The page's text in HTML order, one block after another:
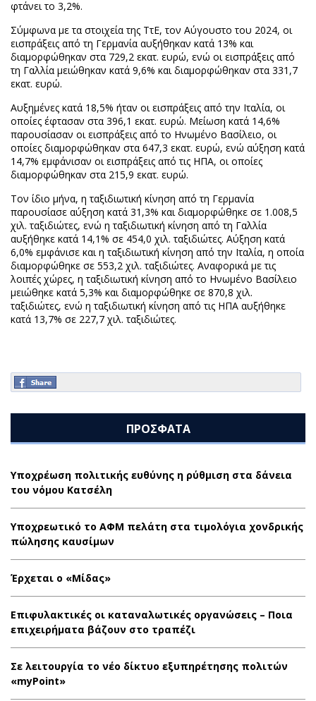
φτάνει το 3,2%.
Σύμφωνα με τα στοιχεία της ΤτΕ, τον Αύγουστο του 2024, οι
εισπράξεις από τη Γερμανία αυξήθηκαν κατά 13% και
διαμορφώθηκαν στα 729,2 εκατ. ευρώ, ενώ οι εισπράξεις από
τη Γαλλία μειώθηκαν κατά 9,6% και διαμορφώθηκαν στα 331,7
εκατ. ευρώ.
Αυξημένες κατά 18,5% ήταν οι εισπράξεις από την Ιταλία, οι
οποίες έφτασαν στα 396,1 εκατ. ευρώ. Μείωση κατά 14,6%
παρουσίασαν οι εισπράξεις από το Ηνωμένο Βασίλειο, οι
οποίες διαμορφώθηκαν στα 647,3 εκατ. ευρώ, ενώ αύξηση κατά
14,7% εμφάνισαν οι εισπράξεις από τις ΗΠΑ, οι οποίες
διαμορφώθηκαν στα 215,9 εκατ. ευρώ.
Τον ίδιο μήνα, η ταξιδιωτική κίνηση από τη Γερμανία
παρουσίασε αύξηση κατά 31,3% και διαμορφώθηκε σε 1.008,5
χιλ. ταξιδιώτες, ενώ η ταξιδιωτική κίνηση από τη Γαλλία
αυξήθηκε κατά 14,1% σε 454,0 χιλ. ταξιδιώτες. Αύξηση κατά
6,0% εμφάνισε και η ταξιδιωτική κίνηση από την Ιταλία, η οποία
διαμορφώθηκε σε 553,2 χιλ. ταξιδιώτες. Αναφορικά με τις
λοιπές χώρες, η ταξιδιωτική κίνηση από το Ηνωμένο Βασίλειο
μειώθηκε κατά 5,3% και διαμορφώθηκε σε 870,8 χιλ.
ταξιδιώτες, ενώ η ταξιδιωτική κίνηση από τις ΗΠΑ αυξήθηκε
κατά 13,7% σε 227,7 χιλ. ταξιδιώτες.
ΠΡΟΣΦΑΤΑ
Υποχρέωση πολιτικής ευθύνης η ρύθμιση στα δάνεια
του νόμου Κατσέλη
Υποχρεωτικό το ΑΦΜ πελάτη στα τιμολόγια χονδρικής
πώλησης καυσίμων
Έρχεται ο «Μίδας»
Επιφυλακτικές οι καταναλωτικές οργανώσεις – Ποια
επιχειρήματα βάζουν στο τραπέζι
Σε λειτουργία το νέο δίκτυο εξυπηρέτησης πολιτών
«myPoint»